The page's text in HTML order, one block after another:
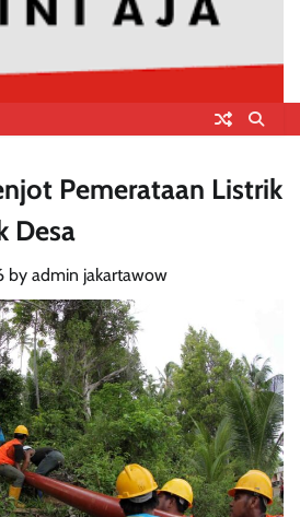
Pemerataan Listrik
Desa
by admin jakartawow